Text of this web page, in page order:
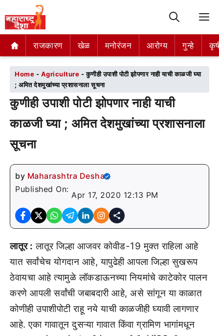
राजकारण खेळ मनोरंजन आरोग्य गुन्हे
राजकारण खेळ मनोरंजन आरोग्य गुन्हे
Home - Agriculture -कुणीही उपाशी पोटी झोपणार नाही याची काळजी घ्या
; अमित देशमुखांच्या प्रशासनाला सूचना
कुणीही उपाशी पोटी झोपणार नाही याची
काळजी घ्या ; अमित देशमुखांच्या प्रशासनाला
सूचना
by Maharashtra Desha
Published On:
Apr 17, 2020 12:13 PM
लातूर : लातूर जिल्हा आजवर कोवीड-19 मुक्त राहिला आहे
यात सर्वांचेच योगदान आहे, यापुढेही आपला जिल्हा सुखरूप
ठेवायचा आहे त्यामुळे लॉकडाऊनच्या नियमांचे काटेकोर पालन
करणे आपली सर्वांची जबाबदारी आहे, असे सांगून या काळात
कोणीही उपाशीपोटी राहू नये याची काळजीही घ्यावी लागणार
आहे. एका गावातून दुसऱ्या गावात किंवा ग्रामिण भागांमधून